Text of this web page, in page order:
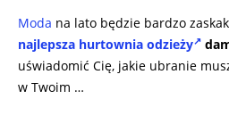
Moda na lato będzie bardzo
najlepsza hurtownia odzieży
uświadomić Cię, jakie ubranie
w Twoim …